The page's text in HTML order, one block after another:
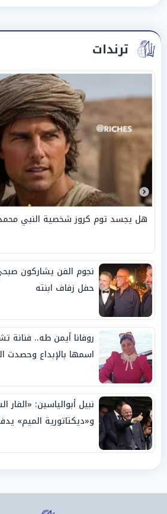
ترندات
هل يجسد توم كروز شخصية النبي
نجوم الفن يشاركون
حفل زفاف ابنته
روفانا أيمن طه.. فنانة
اسمها بالإبداع وحصدت
نبيل أبوالياسين: «الفار
و«ديكتاتورية الميم»